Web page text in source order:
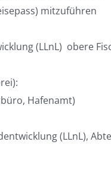
mitzuführen
(LLnL)  obere
Hafenamt)
(LLnL),